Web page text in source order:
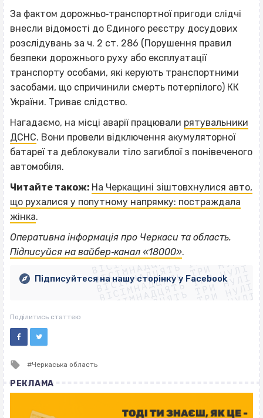
За фактом дорожньо‐транспортної пригоди слідчі
внесли відомості до Єдиного реєстру досудових
розслідувань за ч. 2 ст. 286 (Порушення правил
безпеки дорожнього руху або експлуатації
транспорту особами, які керують транспортними
засобами, що спричинили смерть потерпілого) КК
України. Триває слідство.
Нагадаємо, на місці аварії працювали рятувальники
ДСНС. Вони провели відключення акумуляторної
батареї та деблокували тіло загиблої з понівеченого
автомобіля.
Читайте також: На Черкащині зіштовхнулися авто,
що рухалися у попутному напрямку: постраждала
жінка.
Оперативна інформація про Черкаси та область.
Підписуйся на вайбер‐канал «18000».
ВІСІМНАДЦЯТЬ ТРИ НУЛІ
ВІСІМНАДЦЯТЬ ТРИ НУЛІ
ВІСІМНАДЦЯТЬ ТРИ НУЛІ
ВІСІМНАДЦЯТЬ ТРИ НУЛІ
ВІСІМНАДЦЯТЬ ТРИ НУЛІ
ВІСІМНАДЦЯТЬ ТРИ НУЛІ
ВІСІМНАДЦЯТЬ ТРИ НУЛІ
ВІСІМНАДЦЯТЬ ТРИ НУЛІ
Підписуйтеся на нашу сторінку у Facebook
Поділитись статтею
Tagged
Черкаська область
РЕКЛАМА